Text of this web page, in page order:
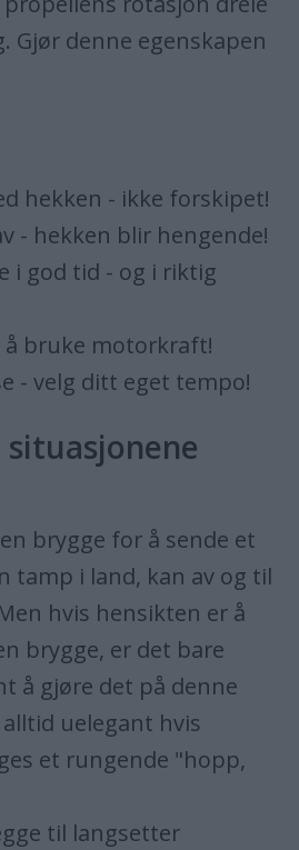
Gjør denne egenskapen
hekken - ikke forskipet!
- hekken blir hengende!
i god tid - og i riktig
å bruke motorkraft!
- velg ditt eget tempo!
brygge for å sende et
tamp i land, kan av og til
hvis hensikten er å
brygge, er det bare
å gjøre det på denne
uelegant hvis
et rungende "hopp,
til langsetter